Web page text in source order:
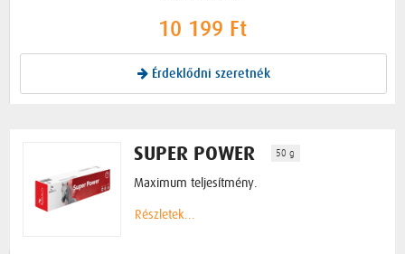
10 199 Ft
Érdeklődni szeretnék
SUPER POWER 50 g
Maximum teljesítmény.
Részletek...